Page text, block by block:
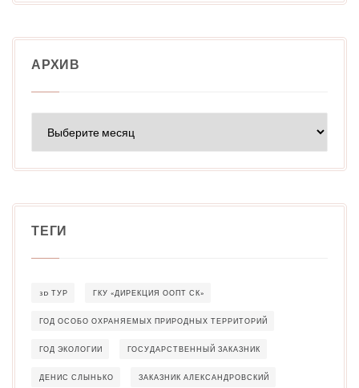
АРХИВ
ТЕГИ
3D ТУР ГКУ «ДИРЕКЦИЯ ООПТ СК»
ГОД ОСОБО ОХРАНЯЕМЫХ ПРИРОДНЫХ ТЕРРИТОРИЙ
ГОД ЭКОЛОГИИ ГОСУДАРСТВЕННЫЙ ЗАКАЗНИК
ДЕНИС СЛЫНЬКО ЗАКАЗНИК АЛЕКСАНДРОВСКИЙ